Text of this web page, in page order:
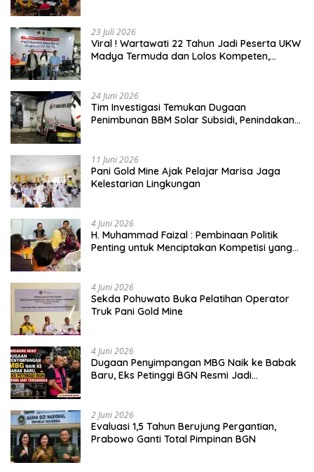
23 Juli 2026
Viral ! Wartawati 22 Tahun Jadi Peserta UKW
Madya Termuda dan Lolos Kompeten,
24 Juni 2026
Tim Investigasi Temukan Dugaan
Penimbunan BBM Solar Subsidi, Penindakan
11 Juni 2026
Pani Gold Mine Ajak Pelajar Marisa Jaga
Kelestarian Lingkungan
4 Juni 2026
H. Muhammad Faizal : Pembinaan Politik
Penting untuk Menciptakan Kompetisi yang
4 Juni 2026
Sekda Pohuwato Buka Pelatihan Operator
Truk Pani Gold Mine
4 Juni 2026
Dugaan Penyimpangan MBG Naik ke Babak
Baru, Eks Petinggi BGN Resmi Jadi
2 Juni 2026
Evaluasi 1,5 Tahun Berujung Pergantian,
Prabowo Ganti Total Pimpinan BGN